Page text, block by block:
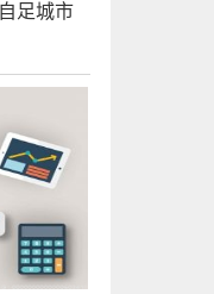
足城市